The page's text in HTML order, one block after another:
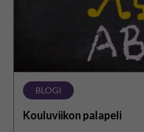
BLOGI
Kouluviikon palapeli